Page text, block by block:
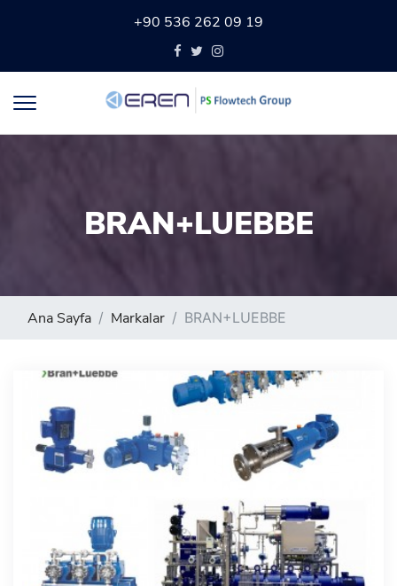
+90 536 262 09 19
BRAN+LUEBBE
Ana Sayfa Markalar BRAN+LUEBBE